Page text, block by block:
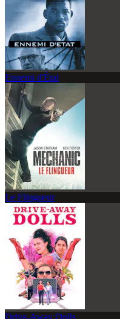
Ennemi d'État
Le Flingueur
Drive-Away Dolls